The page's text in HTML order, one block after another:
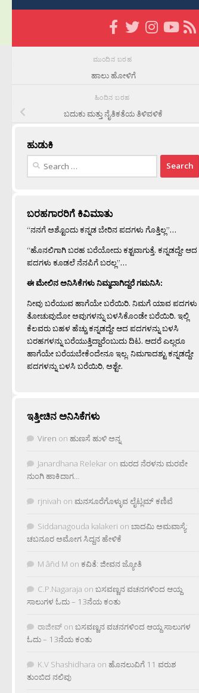
ಮುಂದಿನ ಬರಹ
ಹಾಲು ಹೋಳಿಗೆ
ಹಿಂದಿನ ಬರಹ
ಬದುಕು ಮತ್ತು ನೈತಿಕತೆಯ ತಿಳಿವಳಿಕೆ
ಹುಡುಕಿ
Search
ಬರಹಗಾರರಿಗೆ ಕಿವಿಮಾತು
“ನನಗೆ ಅಶ್ಟೊಂದು ಕನ್ನಡ ಬೇರಿನ ಪದಗಳು ಗೊತ್ತಿಲ್ಲ”…
“ಹೊನಲಿಗಾಗಿ ಬರಹ ಬರೆಯೋದು ಕಶ್ಟವಾಗುತ್ತೆ. ಕನ್ನಡದ್ದೇ ಆದ
ಪದಗಳು ಕೂಡಲೆ ನೆನಪಿಗೆ ಬರಲ್ಲ”…
ಈ ಮೇಲಿನ ಅನಿಸಿಕೆಗಳು ನಿಮ್ಮದಾಗಿದ್ದರೆ ಗಮನಿಸಿ:
ನೀವು ಬರೆಯುವ ಹಾಗೆಯೇ ಬರೆಯಿರಿ. ನಿಮಗೆ ಯಾವ ಪದಗಳು
ತೋಚುವುದೋ ಅವುಗಳನ್ನು ಬಳಸಿಕೊಂಡೇ ಬರೆಯಿರಿ. ಇಲ್ಲಿ
ಕೆಲವರು ಬಹಳ ಹೆಚ್ಚು ಕನ್ನಡದ್ದೇ ಆದ ಪದಗಳನ್ನು ಬಳಸಿ
ಬರಹಗಳನ್ನು ಬರೆಯುತ್ತಿದ್ದಾರೆಂಬುದು ದಿಟ. ಆದರೆ ಎಲ್ಲರೂ
ಹಾಗೆಯೇ ಬರೆಯಬೇಕೆಂದೇನೂ ಇಲ್ಲ. ನಿಮಗಾದಶ್ಟು ಕನ್ನಡದ್ದೇ
ಪದಗಳನ್ನು ಬಳಸಿ ಬರೆಯಿರಿ, ಅಶ್ಟೇ.
ಇತ್ತೀಚಿನ ಅನಿಸಿಕೆಗಳು
Viren on ಹುಣಸೆ ಹುಳಿ ಅನ್ನ
Janardhana Relekar on ಮರದ ನೆರಳನು ಮರವೇ
ನುಂಗಿ ಹಾಕಿದಾಗ…
rjnivah on ಮನಸೂರೆಗೊಳ್ಳುವ ಲೈಟ್ಲಮ್ ಕಣಿವೆ
Siddanagouda kalakeri on ಬಾದಮಿ ಅಮವಾಸ್ಯೆ:
ಚಬನೂರ ಅಮೋಗ ಸಿದ್ದನ ಹೇಳಿಕೆ
M âñd M on ಕವಿತೆ: ಜೀವನ ಜ್ಯೋತಿ
C.P.Nagaraja on ಬಸವಣ್ಣನ ವಚನಗಳಿಂದ ಆಯ್ದ
ಸಾಲುಗಳ ಓದು – 13ನೆಯ ಕಂತು
ರಾಜೀವ್ on ಬಸವಣ್ಣನ ವಚನಗಳಿಂದ ಆಯ್ದ ಸಾಲುಗಳ
ಓದು – 13ನೆಯ ಕಂತು
K.V Shashidhara on ಹೊನಲುವಿಗೆ 11 ವರುಶ
ತುಂಬಿದ ನಲಿವು